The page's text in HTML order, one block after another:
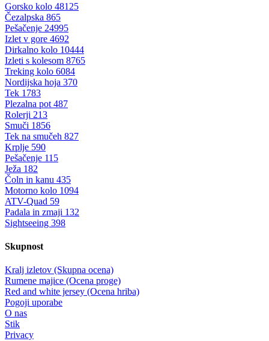
Gorsko kolo 48125
Čezalpska 865
Pešačenje 24995
Izlet v gore 4692
Dirkalno kolo 10444
Izleti s kolesom 8765
Treking kolo 6084
Nordijska hoja 370
Tek 1783
Plezalna pot 487
Rolerji 213
Smuči 1856
Tek na smučeh 827
Krplje 590
Pešačenje 115
Ježa 182
Čoln in kanu 435
Motorno kolo 1094
ATV-Quad 59
Padala in zmaji 132
Sightseeing 398
Skupnost
Kralj izletov (Skupna ocena)
Rumene majice (Ocena proge)
Red and white jersey (Ocena hriba)
Pogoji uporabe
O nas
Stik
Privacy